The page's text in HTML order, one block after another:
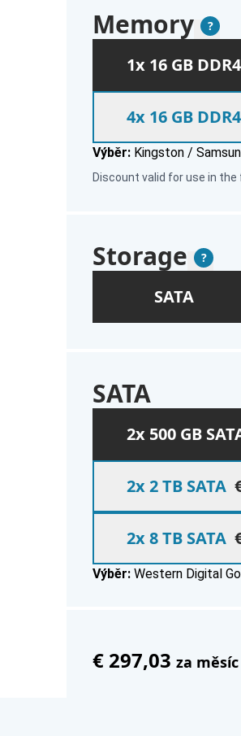
Memory ?
1x 16 GB DDR4
4x 16 GB DDR4
Výběr: Kingston /
Discount valid for use in the
Storage ?
SATA
SATA
2x 500 GB
2x 2 TB SATA
2x 8 TB SATA
Výběr: Western Digital
€ 297,03 za měsíc